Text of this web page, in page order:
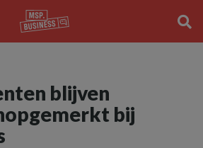
blijven
bij